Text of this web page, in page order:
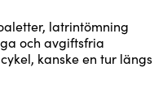
latrintömning
och avgiftsfria
kanske en tur längs